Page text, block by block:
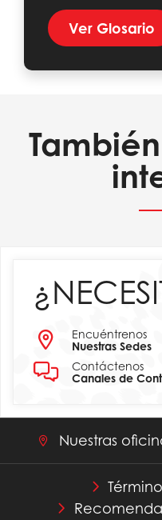
Ver Glosario
Encuéntrenos
Nuestras Sedes
Contáctenos
Canales de
Nuestras